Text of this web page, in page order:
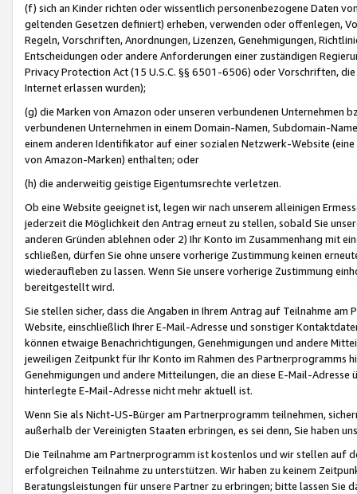
(f) sich an Kinder richten oder wissentlich personenbezogene Daten
geltenden Gesetzen definiert) erheben, verwenden oder offenlegen,
Regeln, Vorschriften, Anordnungen, Lizenzen, Genehmigungen,
Entscheidungen oder andere Anforderungen einer zuständigen
Privacy Protection Act (15 U.S.C. §§ 6501-6506) oder Vorschriften,
Internet erlassen wurden);
(g) die Marken von Amazon oder unseren verbundenen Unternehmen
verbundenen Unternehmen in einem Domain-Namen, Subdomain-
einem anderen Identifikator auf einer sozialen Netzwerk-Website
von Amazon-Marken) enthalten; oder
(h) die anderweitig geistige Eigentumsrechte verletzen.
Ob eine Website geeignet ist, legen wir nach unserem alleinigen
jederzeit die Möglichkeit den Antrag erneut zu stellen, sobald Sie
anderen Gründen ablehnen oder 2) Ihr Konto im Zusammenhang mit
schließen, dürfen Sie ohne unsere vorherige Zustimmung keinen
wiederaufleben zu lassen. Wenn Sie unsere vorherige Zustimmung
bereitgestellt wird.
Sie stellen sicher, dass die Angaben in Ihrem Antrag auf Teilnahme
Website, einschließlich Ihrer E-Mail-Adresse und sonstiger
können etwaige Benachrichtigungen, Genehmigungen und andere
jeweiligen Zeitpunkt für Ihr Konto im Rahmen des Partnerprogramms
Genehmigungen und andere Mitteilungen, die an diese E-Mail-
hinterlegte E-Mail-Adresse nicht mehr aktuell ist.
Wenn Sie als Nicht-US-Bürger am Partnerprogramm teilnehmen,
außerhalb der Vereinigten Staaten erbringen, es sei denn, Sie haben
Die Teilnahme am Partnerprogramm ist kostenlos und wir stellen auf
erfolgreichen Teilnahme zu unterstützen. Wir haben zu keinem
Beratungsleistungen für unsere Partner zu erbringen; bitte lassen Sie